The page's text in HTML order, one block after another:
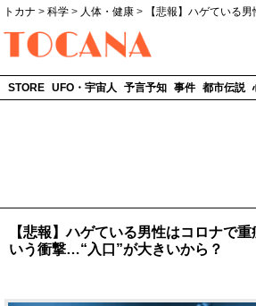
トカナ > 科学 > 人体・健康 >
【悲報】ハゲている
STORE UFO・宇宙人 予言予知 事件 都市伝説
【悲報】ハゲている男性はコロナで
いう衝撃…“入口”が大きいから？